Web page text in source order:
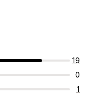
19
0
1